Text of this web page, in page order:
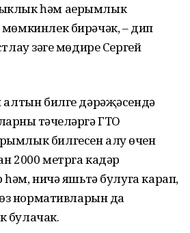
һәм аерымлык
бирәчәк, – дип
үзәге мөдире Сергей
билге дәрәҗәсендә
үтәүчеләргә ГТО
билгесен алу өчен
2000 метрга кадәр
һәм, ничә яшьтә булуга карап,
нормативларын да
булачак.